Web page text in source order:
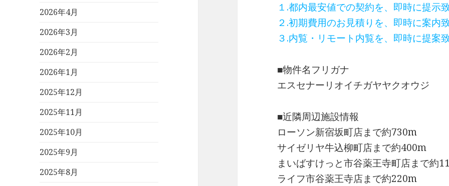
2026年4月
2026年3月
2026年2月
2026年1月
2025年12月
2025年11月
2025年10月
2025年9月
2025年8月
１.都内最安値での契約を、即時に提示致
２.初期費用のお見積りを、即時に案内致
３.内覧・リモート内覧を、即時に提案致
■物件名フリガナ
エスセナーリオイチガヤヤクオウジ
■近隣周辺施設情報
ローソン新宿坂町店まで約730m
サイゼリヤ牛込柳町店まで約400m
まいばすけっと市谷薬王寺町店まで約
ライフ市谷薬王寺店まで約220m